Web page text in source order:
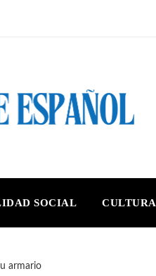
SOCIAL CULTURA
armario